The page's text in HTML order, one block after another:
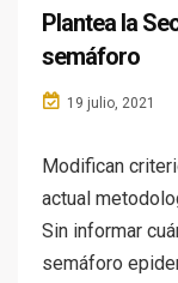
Plantea la
semáforo
19 julio, 2021
Modifican
actual
Sin informar
semáforo